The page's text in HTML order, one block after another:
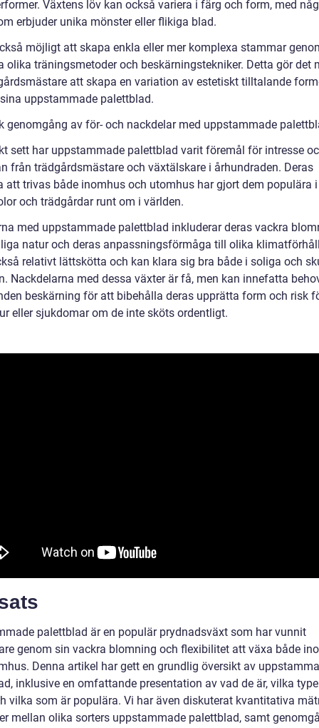
Växtens löv kan också variera i färg och form, med
erbjuder unika mönster eller flikiga blad.
möjligt att skapa enkla eller mer komplexa stammar
olika träningsmetoder och beskärningstekniker. Detta gör det
att skapa en variation av estetiskt tilltalande
uppstammade palettblad.
genomgång av för- och nackdelar med uppstammade
sett har uppstammade palettblad varit föremål för intresse
från trädgårdsmästare och växtälskare i århundraden. Deras
att trivas både inomhus och utomhus har gjort dem populära
och trädgårdar runt om i världen.
med uppstammade palettblad inkluderar deras vackra
natur och deras anpassningsförmåga till olika
relativt lättskötta och kan klara sig bra både i soliga och
Nackdelarna med dessa växter är få, men kan innefatta
beskärning för att bibehålla deras upprätta form och risk
eller sjukdomar om de inte sköts ordentligt.
palettblad är en populär prydnadsväxt som har vunnit
genom sin vackra blomning och flexibilitet att växa både
Denna artikel har gett en grundlig översikt av
inklusive en omfattande presentation av vad de är, vilka
vilka som är populära. Vi har även diskuterat kvantitativa
mellan olika sorters uppstammade palettblad, samt